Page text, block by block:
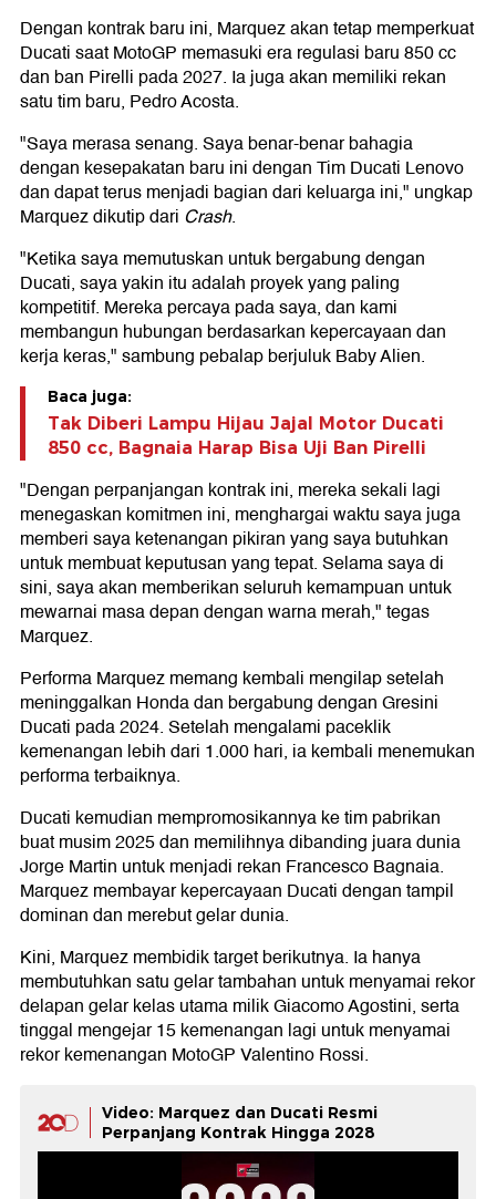
Dengan kontrak baru ini, Marquez akan tetap memperkuat
Ducati saat MotoGP memasuki era regulasi baru 850 cc
dan ban Pirelli pada 2027. Ia juga akan memiliki rekan
satu tim baru, Pedro Acosta.
"Saya merasa senang. Saya benar-benar bahagia
dengan kesepakatan baru ini dengan Tim Ducati Lenovo
dan dapat terus menjadi bagian dari keluarga ini," ungkap
Marquez dikutip dari Crash.
"Ketika saya memutuskan untuk bergabung dengan
Ducati, saya yakin itu adalah proyek yang paling
kompetitif. Mereka percaya pada saya, dan kami
membangun hubungan berdasarkan kepercayaan dan
kerja keras," sambung pebalap berjuluk Baby Alien.
Baca juga:
Tak Diberi Lampu Hijau Jajal Motor Ducati
850 cc, Bagnaia Harap Bisa Uji Ban Pirelli
"Dengan perpanjangan kontrak ini, mereka sekali lagi
menegaskan komitmen ini, menghargai waktu saya juga
memberi saya ketenangan pikiran yang saya butuhkan
untuk membuat keputusan yang tepat. Selama saya di
sini, saya akan memberikan seluruh kemampuan untuk
mewarnai masa depan dengan warna merah," tegas
Marquez.
Performa Marquez memang kembali mengilap setelah
meninggalkan Honda dan bergabung dengan Gresini
Ducati pada 2024. Setelah mengalami paceklik
kemenangan lebih dari 1.000 hari, ia kembali menemukan
performa terbaiknya.
Ducati kemudian mempromosikannya ke tim pabrikan
buat musim 2025 dan memilihnya dibanding juara dunia
Jorge Martin untuk menjadi rekan Francesco Bagnaia.
Marquez membayar kepercayaan Ducati dengan tampil
dominan dan merebut gelar dunia.
Kini, Marquez membidik target berikutnya. Ia hanya
membutuhkan satu gelar tambahan untuk menyamai rekor
delapan gelar kelas utama milik Giacomo Agostini, serta
tinggal mengejar 15 kemenangan lagi untuk menyamai
rekor kemenangan MotoGP Valentino Rossi.
Video: Marquez dan Ducati Resmi
Perpanjang Kontrak Hingga 2028